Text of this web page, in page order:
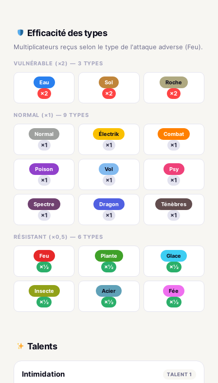
Efficacité des types
Multiplicateurs reçus selon le type de l'attaque adverse (Feu).
VULNÉRABLE (×2) — 3 TYPES
Eau
×2
Sol
×2
Roche
×2
NORMAL (×1) — 9 TYPES
Normal
×1
Électrik
×1
Combat
×1
Poison
×1
Vol
×1
Psy
×1
Spectre
×1
Dragon
×1
Ténèbres
×1
RÉSISTANT (×0,5) — 6 TYPES
Feu
×½
Plante
×½
Glace
×½
Insecte
×½
Acier
×½
Fée
×½
Talents
Intimidation TALENT 1